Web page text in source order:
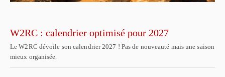
W2RC : calendrier optimisé pour 2027
Le W2RC dévoile son calendrier 2027 ! Pas de nouveauté mais une saison
mieux organisée.